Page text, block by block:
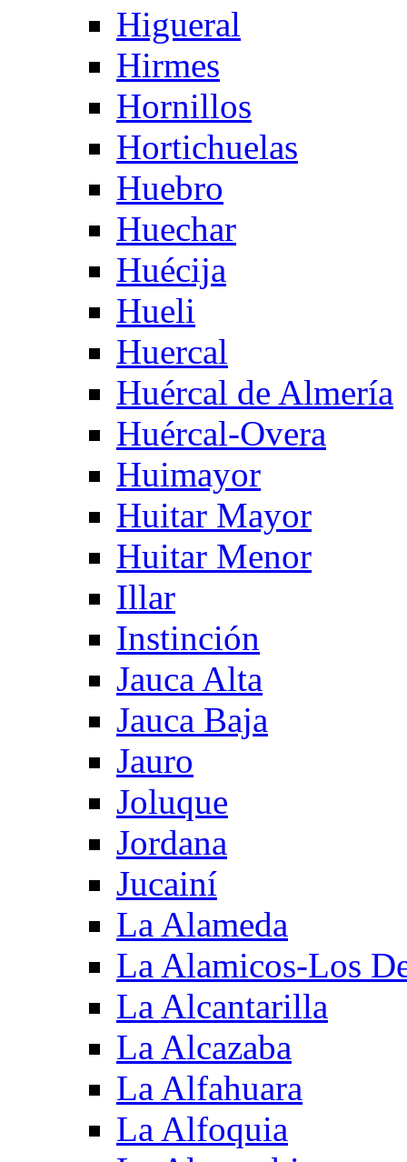
Higueral
Hirmes
Hornillos
Hortichuelas
Huebro
Huechar
Huécija
Hueli
Huercal
Huércal de Almería
Huércal-Overa
Huimayor
Huitar Mayor
Huitar Menor
Illar
Instinción
Jauca Alta
Jauca Baja
Jauro
Joluque
Jordana
Jucainí
La Alameda
La Alamicos-Los
La Alcantarilla
La Alcazaba
La Alfahuara
La Alfoquia